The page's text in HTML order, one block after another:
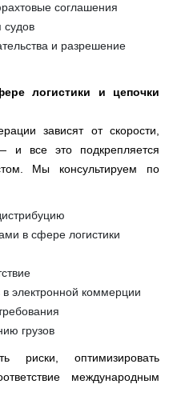
соглашения
судов
и разрешение
логистики и цепочки
зависят от скорости,
и все это подкрепляется
Мы консультируем по
в сфере логистики
в электронной коммерции
грузов
риски, оптимизировать
международным